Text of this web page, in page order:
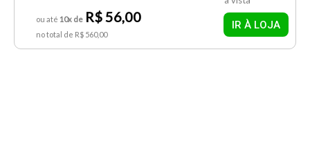
ou até 10x de R$ 56,00
no total de R$ 560,00
IR À LOJA